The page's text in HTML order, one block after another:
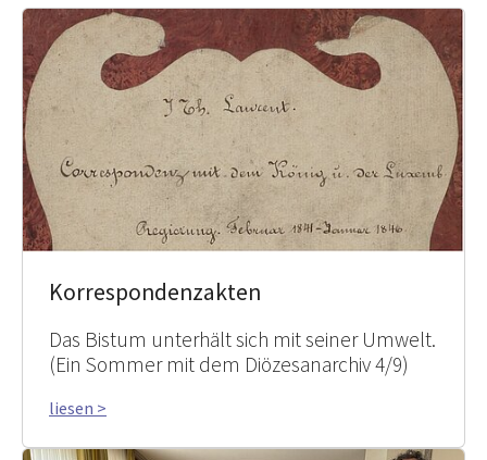
Korrespondenzakten
Das Bistum unterhält sich mit seiner Umwelt.
(Ein Sommer mit dem Diözesanarchiv 4/9)
liesen >